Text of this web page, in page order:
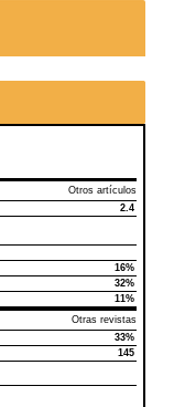
Otros artículos
2.4
16%
32%
11%
Otras revistas
33%
145